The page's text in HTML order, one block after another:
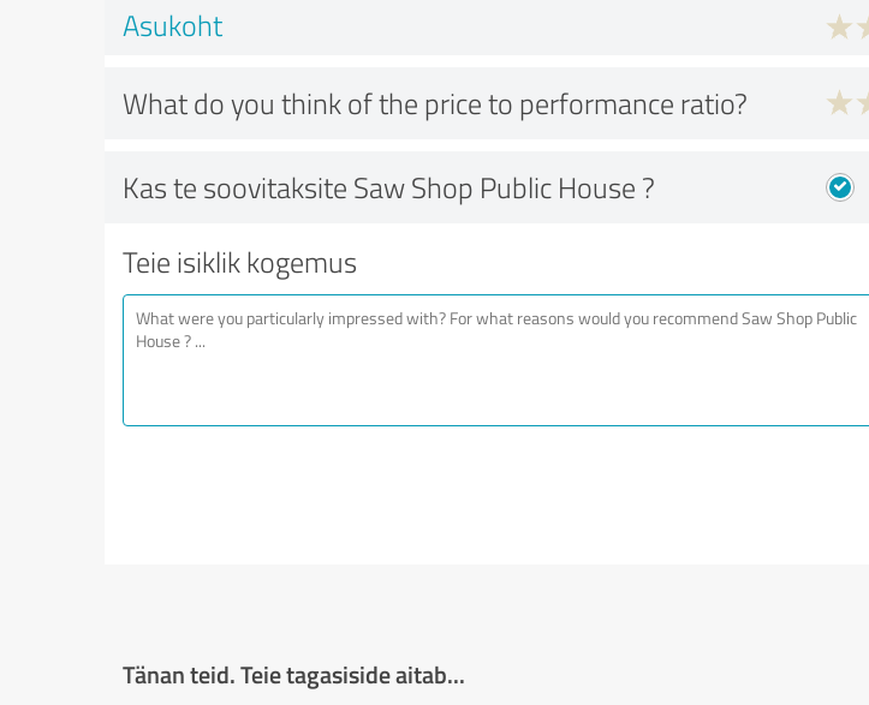
Asukoht
What do you think of the price to performance ratio?
Kas te soovitaksite Saw Shop Public House ?
Teie isiklik kogemus
Tänan teid. Teie tagasiside aitab...